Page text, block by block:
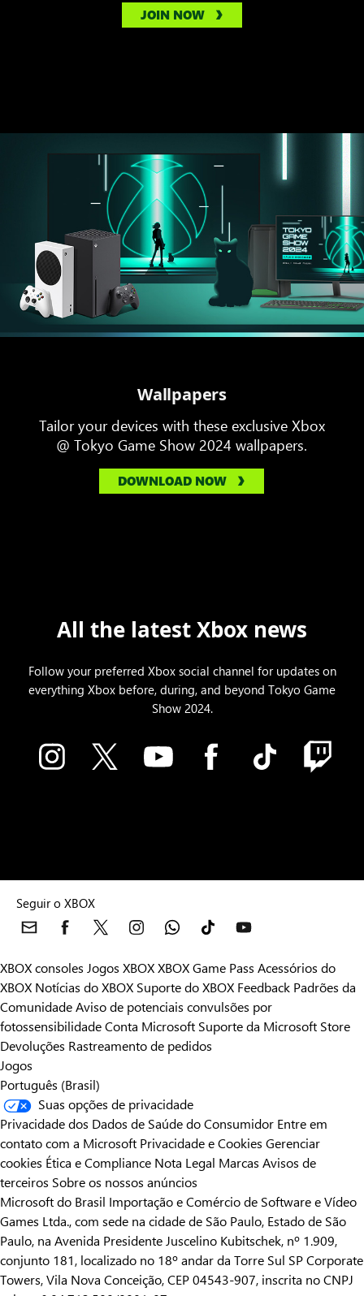
JOIN NOW
Wallpapers
Tailor your devices with these exclusive Xbox
@ Tokyo Game Show 2024 wallpapers.
DOWNLOAD NOW
All the latest Xbox news
Follow your preferred Xbox social channel for updates on
everything Xbox before, during, and beyond Tokyo Game
Show 2024.
Seguir o XBOX
XBOX consoles Jogos XBOXXBOX Game Pass Acessórios do
XBOX Notícias do XBOX Suporte do XBOX Feedback Padrões da
ComunidadeAviso de potenciais convulsões por
fotossensibilidadeConta Microsoft Suporte da Microsoft Store
Devoluções Rastreamento de pedidos
Jogos
Português (Brasil)
Suas opções de privacidade
Privacidade dos Dados de Saúde do Consumidor Entre em
contato com a Microsoft Privacidade e Cookies Gerenciar
cookies Ética e Compliance Nota Legal Marcas Avisos de
terceiros Sobre os nossos anúncios
Microsoft do Brasil Importação e Comércio de Software e Vídeo
Games Ltda., com sede na cidade de São Paulo, Estado de São
Paulo, na Avenida Presidente Juscelino Kubitschek, nº 1.909,
conjunto 181, localizado no 18º andar da Torre Sul SP Corporate
Towers, Vila Nova Conceição, CEP 04543-907, inscrita no CNPJ